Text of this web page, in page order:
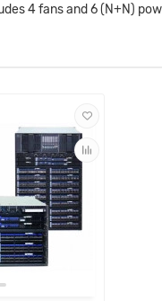
4 fans and 6 (N+N)